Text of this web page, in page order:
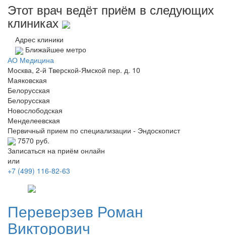
Этот врач ведёт приём в следующих
клиниках
Адрес клиники
Ближайшее метро
АО Медицина
Москва, 2-й Тверской-Ямской пер. д. 10
Маяковская
Белорусская
Белорусская
Новослободская
Менделеевская
Первичный прием по специализации - Эндоскопист
7570 руб.
Записаться на приём онлайн
или
+7 (499) 116-82-63
Переверзев Роман
Викторович